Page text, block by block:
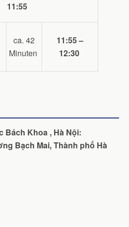
11:55
ca. 42
Minuten
11:55 –
12:30
Bách Khoa , Hà Nội:
Bạch Mai, Thành phố Hà